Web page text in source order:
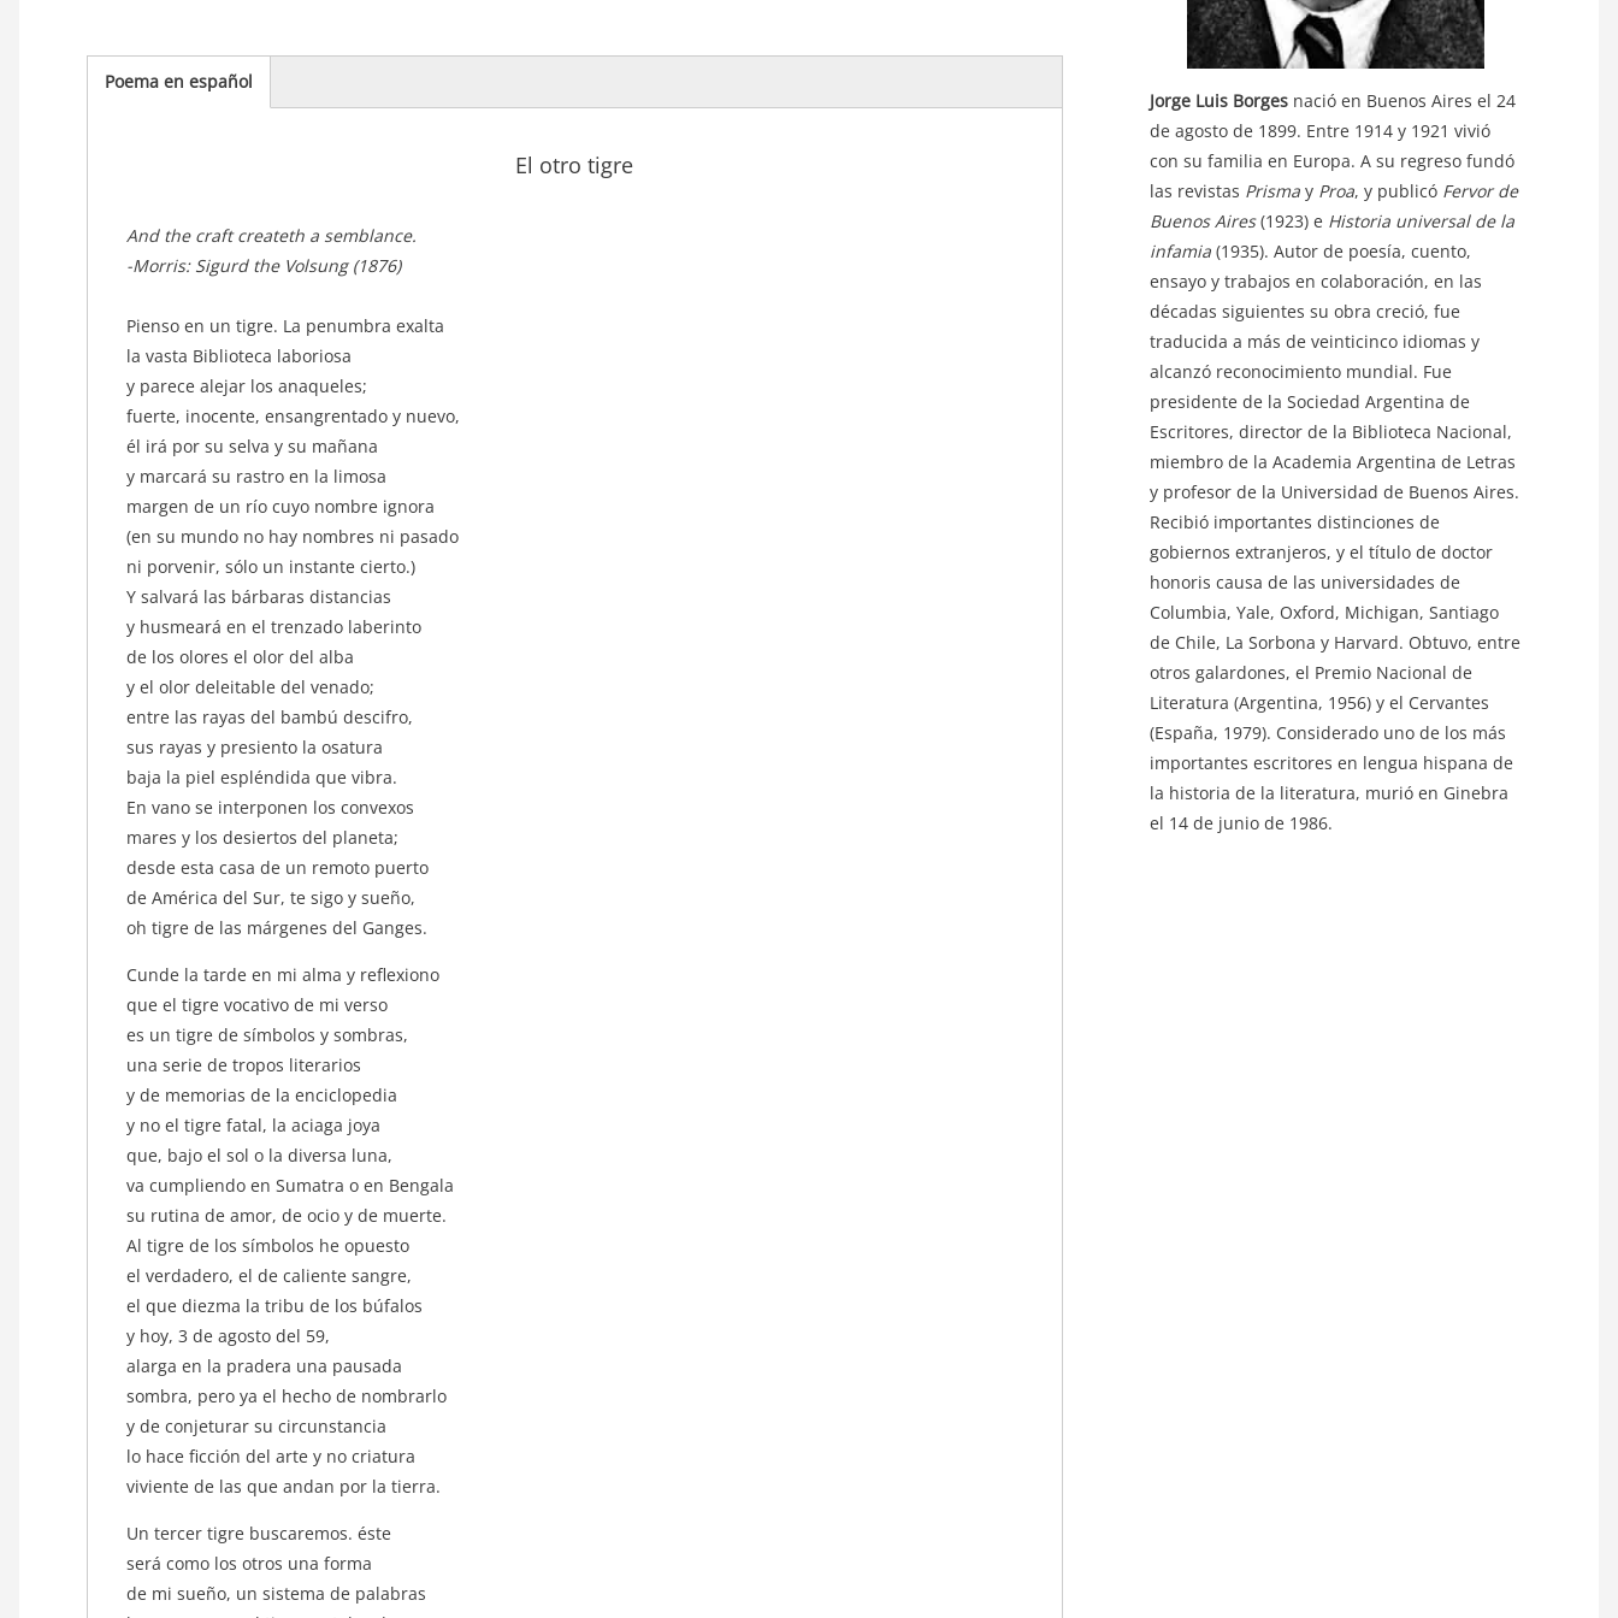
Poema en español
El otro tigre
And the craft createth a semblance.
-Morris: Sigurd the Volsung (1876)
Pienso en un tigre. La penumbra exalta
la vasta Biblioteca laboriosa
y parece alejar los anaqueles;
fuerte, inocente, ensangrentado y nuevo,
él irá por su selva y su mañana
y marcará su rastro en la limosa
margen de un río cuyo nombre ignora
(en su mundo no hay nombres ni pasado
ni porvenir, sólo un instante cierto.)
Y salvará las bárbaras distancias
y husmeará en el trenzado laberinto
de los olores el olor del alba
y el olor deleitable del venado;
entre las rayas del bambú descifro,
sus rayas y presiento la osatura
baja la piel espléndida que vibra.
En vano se interponen los convexos
mares y los desiertos del planeta;
desde esta casa de un remoto puerto
de América del Sur, te sigo y sueño,
oh tigre de las márgenes del Ganges.
Cunde la tarde en mi alma y reflexiono
que el tigre vocativo de mi verso
es un tigre de símbolos y sombras,
una serie de tropos literarios
y de memorias de la enciclopedia
y no el tigre fatal, la aciaga joya
que, bajo el sol o la diversa luna,
va cumpliendo en Sumatra o en Bengala
su rutina de amor, de ocio y de muerte.
Al tigre de los símbolos he opuesto
el verdadero, el de caliente sangre,
el que diezma la tribu de los búfalos
y hoy, 3 de agosto del 59,
alarga en la pradera una pausada
sombra, pero ya el hecho de nombrarlo
y de conjeturar su circunstancia
lo hace ficción del arte y no criatura
viviente de las que andan por la tierra.
Un tercer tigre buscaremos. éste
será como los otros una forma
de mi sueño, un sistema de palabras
Jorge Luis Borgesnació en Buenos Aires el 24
de agosto de 1899. Entre 1914 y 1921 vivió
con su familia en Europa. A su regreso fundó
las revistas Prismay Proa, y publicó Fervor de
Buenos Aires(1923) e Historia universal de la
infamia(1935). Autor de poesía, cuento,
ensayo y trabajos en colaboración, en las
décadas siguientes su obra creció, fue
traducida a más de veinticinco idiomas y
alcanzó reconocimiento mundial. Fue
presidente de la Sociedad Argentina de
Escritores, director de la Biblioteca Nacional,
miembro de la Academia Argentina de Letras
y profesor de la Universidad de Buenos Aires.
Recibió importantes distinciones de
gobiernos extranjeros, y el título de doctor
honoris causa de las universidades de
Columbia, Yale, Oxford, Michigan, Santiago
de Chile, La Sorbona y Harvard. Obtuvo, entre
otros galardones, el Premio Nacional de
Literatura (Argentina, 1956) y el Cervantes
(España, 1979). Considerado uno de los más
importantes escritores en lengua hispana de
la historia de la literatura, murió en Ginebra
el 14 de junio de 1986.